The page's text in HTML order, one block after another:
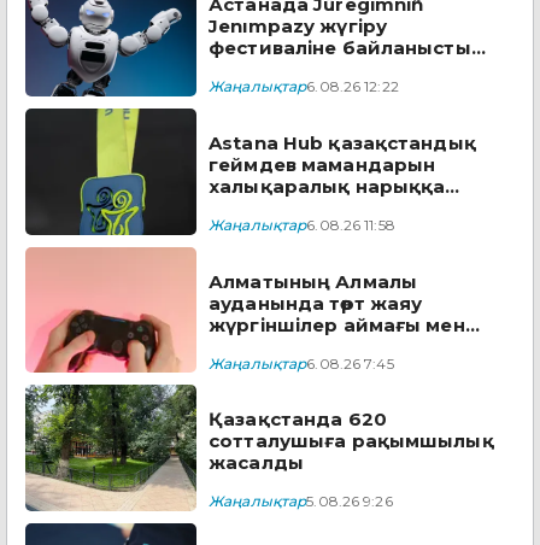
Астанада Jüregımnıñ
Jenımpazy жүгіру
фестиваліне байланысты
шектеледі
Жаңалықтар6.08.26 12:22
Astana Hub қазақстандық
геймдев мамандарын
халықаралық нарыққа
бағдарламаға өтінім
Жаңалықтар6.08.26 11:58
Алматының Алмалы
ауданында төрт жаяу
жүргіншілер аймағы мен
жаңартылып жатыр
Жаңалықтар6.08.26 7:45
Қазақстанда 620
сотталушыға рақымшылық
жасалды
Жаңалықтар5.08.26 9:26